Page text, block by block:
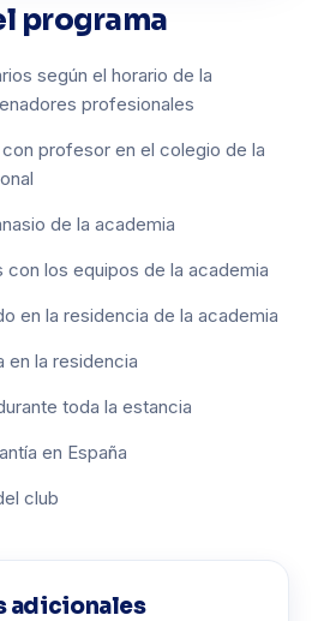
programa
según el horario de la
profesionales
profesor en el colegio de la
de la academia
con los equipos de la academia
en la residencia de la academia
en la residencia
toda la estancia
en España
club
adicionales